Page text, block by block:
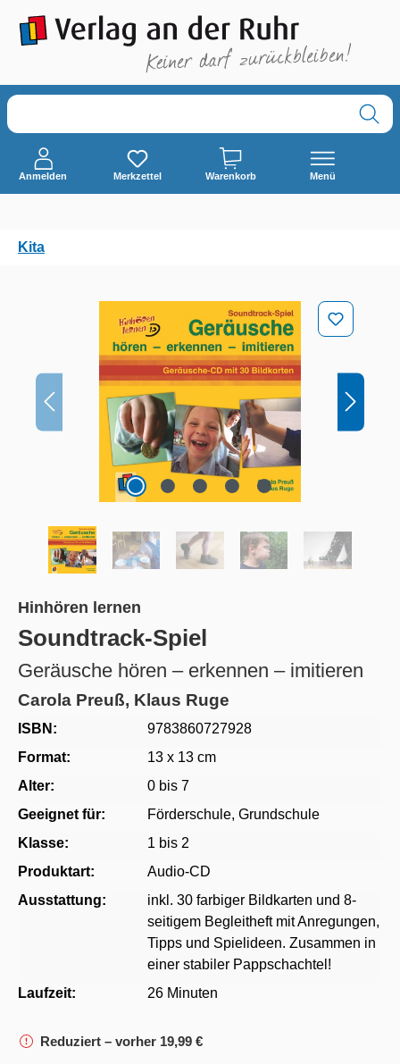
springen
Anmelden Merkzettel Warenkorb Menü
Kita
Hinhören lernen
Soundtrack-Spiel
Geräusche hören – erkennen – imitieren
Carola Preuß, Klaus Ruge
ISBN:
9783860727928
Format:
13 x 13 cm
Alter:
0 bis 7
Geeignet für:
Förderschule, Grundschule
Klasse:
1 bis 2
Produktart:
Audio-CD
Ausstattung:
inkl. 30 farbiger Bildkarten und 8-
seitigem Begleitheft mit Anregungen,
Tipps und Spielideen. Zusammen in
einer stabiler Pappschachtel!
Laufzeit:
26 Minuten
Reduziert – vorher 19,99 €